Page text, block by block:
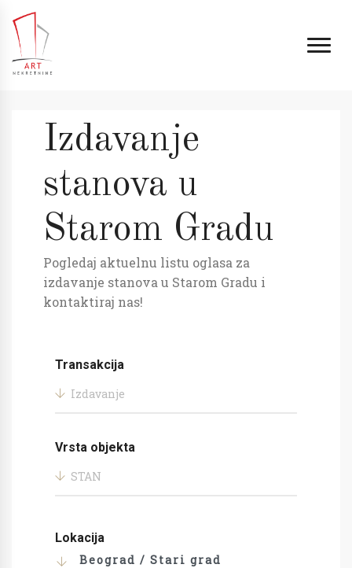
Izdavanje
stanova u
Starom Gradu
Pogledaj aktuelnu listu oglasa za
izdavanje stanova u Starom Gradu i
kontaktiraj nas!
Transakcija
Izdavanje
Vrsta objekta
STAN
Lokacija
Beograd / Stari grad